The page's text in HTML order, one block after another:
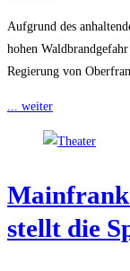
Aufgrund des
hohen
Regierung von
... weiter
stellt die